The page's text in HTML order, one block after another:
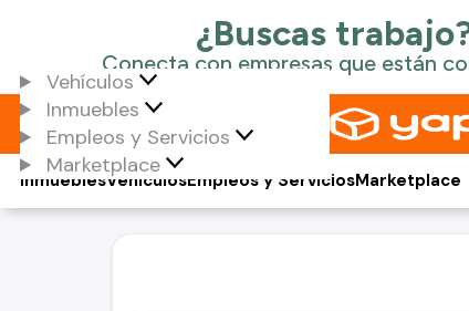
Vehículos
Inmuebles
Empleos y Servicios
Marketplace
Vehículos
Inmuebles Empleos y ServiciosMarketplace